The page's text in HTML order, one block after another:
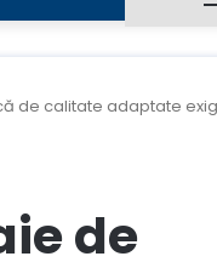
de calitate adaptate
de